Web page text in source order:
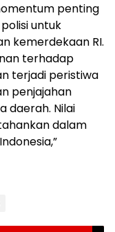
penting
untuk
kemerdekaan RI.
terhadap
terjadi peristiwa
penjajahan
daerah. Nilai
dalam